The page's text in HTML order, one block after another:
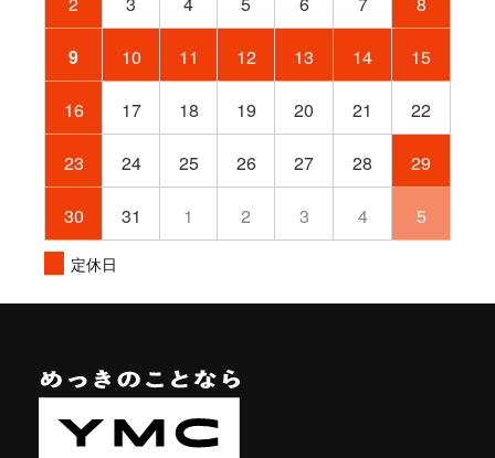
9 10 11 12 13 14 15
16 17 18 19 20 21 22
23 24 25 26 27 28 29
30 31 1 2 3 4 5
定休日